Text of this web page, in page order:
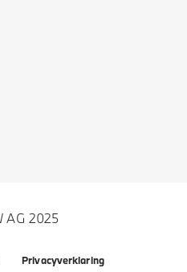
AG 2025
Privacyverklaring